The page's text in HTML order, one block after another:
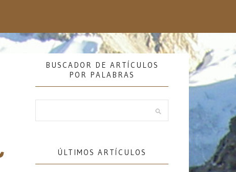
BUSCADOR DE ARTÍCULOS
POR PALABRAS
ÚLTIMOS ARTÍCULOS